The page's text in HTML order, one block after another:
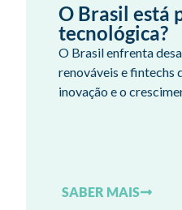
O Brasil está
tecnológica?
O Brasil enfrenta
renováveis e fintechs
inovação e o
SABER MAIS